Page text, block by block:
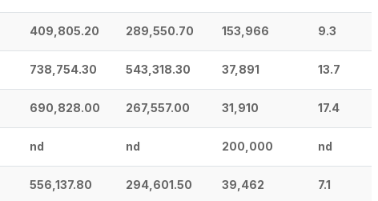
409,805.20 289,550.70 153,966 9.3
738,754.30 543,318.30 37,891 13.7
690,828.00 267,557.00 31,910 17.4
nd nd 200,000 nd
556,137.80 294,601.50 39,462 7.1